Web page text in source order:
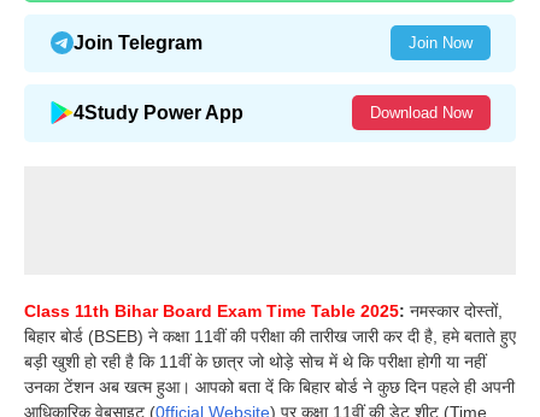
Join Telegram Join Now
4Study Power App Download Now
Class 11th Bihar Board Exam Time Table 2025: नमस्कार दोस्तों,
बिहार बोर्ड (BSEB) ने कक्षा 11वीं की परीक्षा की तारीख जारी कर दी है, हमे बताते हुए
बड़ी खुशी हो रही है कि 11वीं के छात्र जो थोड़े सोच में थे कि परीक्षा होगी या नहीं
उनका टेंशन अब खत्म हुआ। आपको बता दें कि बिहार बोर्ड ने कुछ दिन पहले ही अपनी
आधिकारिक वेबसाइट (0fficial Website) पर कक्षा 11वीं की डेट शीट (Time